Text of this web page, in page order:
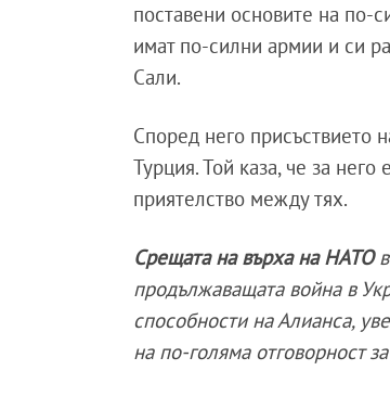
поставени основите на по-
имат по-силни армии и си
Сали.
Според него присъствието
Турция. Той каза, че за
приятелство между тях.
Срещата на върха на НАТОв
продължаващата война в
способности на Алианса,
на по-голяма отговорност